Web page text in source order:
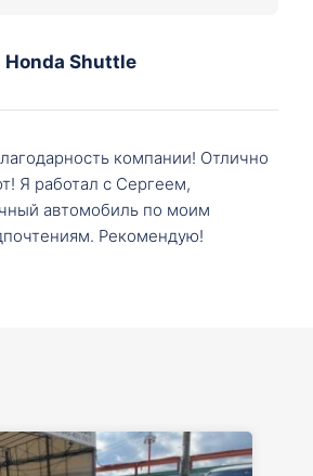
Honda Shuttle
компании! Отлично
Я работал с Сергеем,
автомобиль по моим
Рекомендую!